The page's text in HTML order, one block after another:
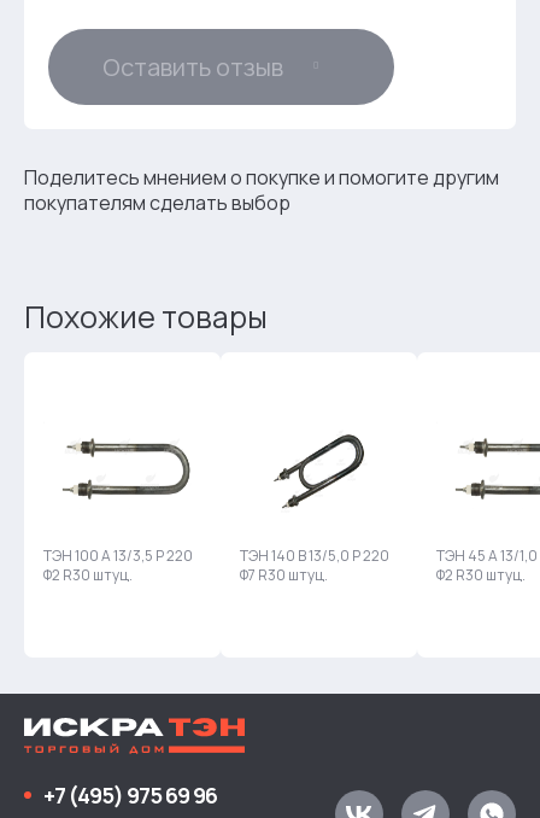
Оставить отзыв
Поделитесь мнением о покупке и помогите другим
покупателям сделать выбор
Похожие товары
ТЭН 100 А 13/3,5 P 220
Ф2 R30 штуц.
ТЭН 140 В 13/5,0 Р 220
Ф7 R30 штуц.
ТЭН 45 А 13/1,0
Ф2 R30 штуц.
+7 (495) 975 69 96